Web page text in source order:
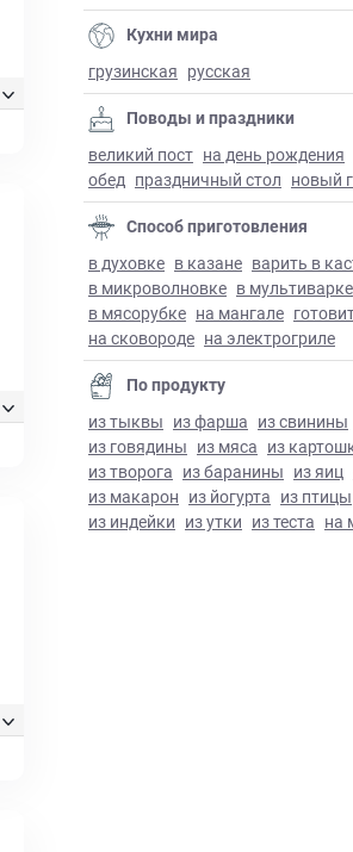
Кухни мира
грузинская русская
Поводы и праздники
великий пост на день рождения
обед праздничный стол новый
Способ приготовления
в духовке в казане варить в
в микроволновке в мультиварке
в мясорубке на мангале
на сковороде на электрогриле
По продукту
из тыквы из фарша из свинины
из говядины из мяса из
из творога из баранины из яиц
из макарон из йогурта из птицы
из индейки из утки из теста на